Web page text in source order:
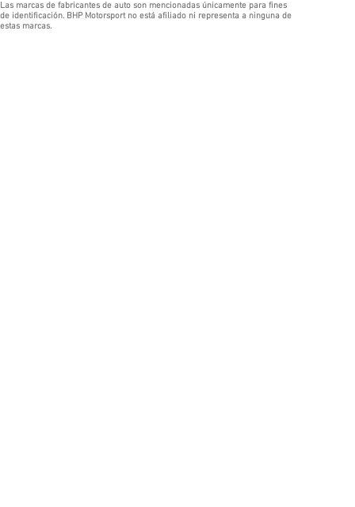
Las marcas de fabricantes de auto son mencionadas únicamente para fines
de identificación. BHP Motorsport no está afiliado ni representa a ninguna de
estas marcas.